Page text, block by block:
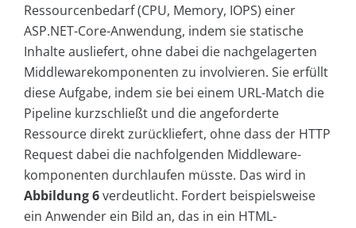
Ressourcenbedarf (CPU, Memory, IOPS) einer
ASP.NET-Core-Anwendung, indem sie statische
Inhalte ausliefert, ohne dabei die nachgelagerten
Middlewarekomponenten zu involvieren. Sie erfüllt
diese Aufgabe, indem sie bei einem URL-Match die
Pipeline kurzschließt und die angeforderte
Ressource direkt zurückliefert, ohne dass der HTTP
Request dabei die nachfolgenden Middleware-
komponenten durchlaufen müsste. Das wird in
Abbildung 6verdeutlicht. Fordert beispielsweise
ein Anwender ein Bild an, das in ein HTML-